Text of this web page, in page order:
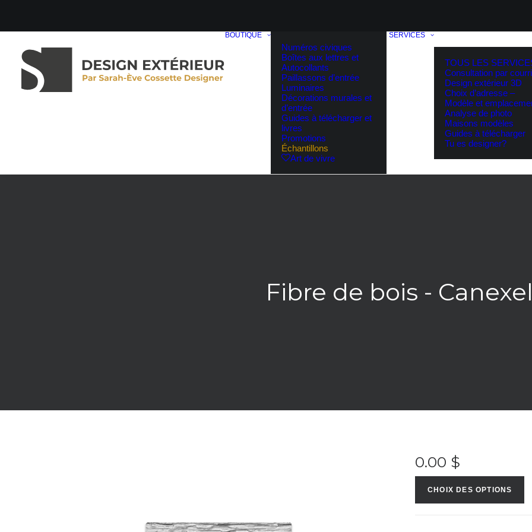
BOUTIQUE
Numéros civiques
Boîtes aux lettres et
Autocollants
Paillassons d’entrée
Luminaires
Décorations murales et
d’entrée
Guides à télécharger et
livres
Promotions
Échantillons
Art de vivre
SERVICES
TOUS LES
Consultation par
Design extérieur 3D
Choix d’adresse –
Modèle et
Analyse de photo
Maisons modèles
Guides à télécharger
Tu es designer?
Fibre de bois -
0.00 $
CHOIX DES OPTIONS